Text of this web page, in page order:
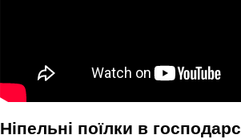
Ніпельні поїлки в